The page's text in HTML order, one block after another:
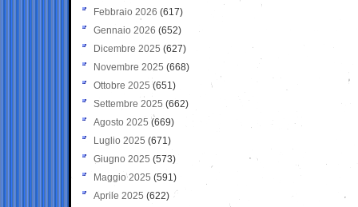
Febbraio 2026 (617)
Gennaio 2026 (652)
Dicembre 2025 (627)
Novembre 2025 (668)
Ottobre 2025 (651)
Settembre 2025 (662)
Agosto 2025 (669)
Luglio 2025 (671)
Giugno 2025 (573)
Maggio 2025 (591)
Aprile 2025 (622)